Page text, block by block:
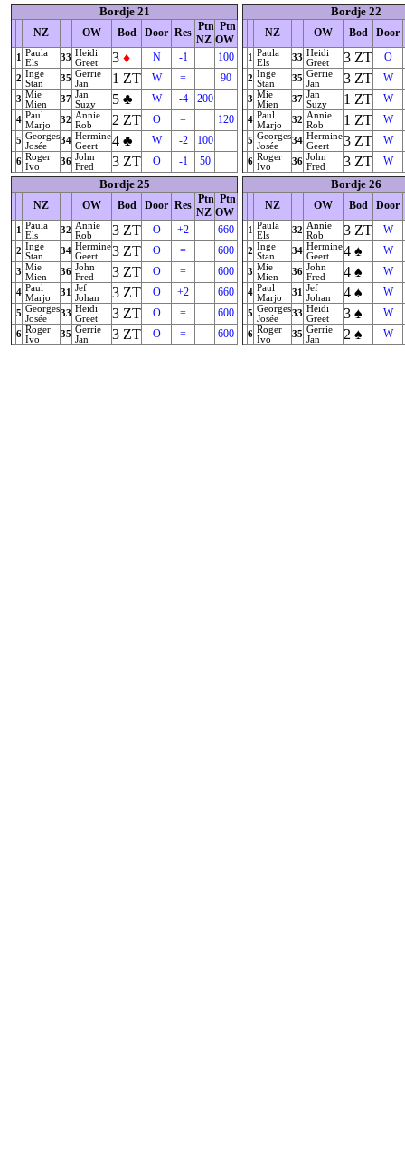
Bordje 21
NZ OW Bod Door Res Ptn
NZ
Ptn
OW
1
Paula
Els
33 Heidi
Greet
3 ♦ N -1 100
2 Inge
Stan
35 Gerrie
Jan
1 ZT W = 90
3 Mie
Mien
37 Jan
Suzy
5 ♣ W -4 200
4 Paul
Marjo
32 Annie
Rob
2 ZT O = 120
5 Georges
Josée
34 Hermine
Geert
4 ♣ W -2 100
6 Roger
Ivo
36 John
Fred
3 ZT O -1 50
Bordje 22
NZ OW Bod Door
1
Paula
Els
33 Heidi
Greet
3 ZT O
2 Inge
Stan
35 Gerrie
Jan
3 ZT W
3 Mie
Mien
37 Jan
Suzy
1 ZT W
4 Paul
Marjo
32 Annie
Rob
1 ZT W
5 Georges
Josée
34 Hermine
Geert
3 ZT W
6 Roger
Ivo
36 John
Fred
3 ZT W
Bordje 25
NZ OW Bod Door Res Ptn
NZ
Ptn
OW
1
Paula
Els
32 Annie
Rob
3 ZT O +2 660
2 Inge
Stan
34 Hermine
Geert
3 ZT O = 600
3 Mie
Mien
36 John
Fred
3 ZT O = 600
4 Paul
Marjo
31
Jef
Johan
3 ZT O +2 660
5 Georges
Josée
33 Heidi
Greet
3 ZT O = 600
6 Roger
Ivo
35 Gerrie
Jan
3 ZT O = 600
Bordje 26
NZ OW Bod Door
1
Paula
Els
32 Annie
Rob
3 ZT W
2 Inge
Stan
34 Hermine
Geert
4 ♠ W
3 Mie
Mien
36 John
Fred
4 ♠ W
4 Paul
Marjo
31
Jef
Johan
4 ♠ W
5 Georges
Josée
33 Heidi
Greet
3 ♠ W
6 Roger
Ivo
35 Gerrie
Jan
2 ♠ W